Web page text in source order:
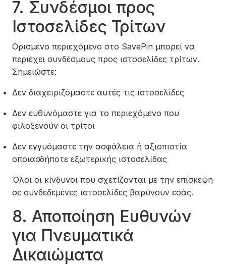
7. Συνδέσμοι προς
Ιστοσελίδες Τρίτων
Ορισμένο περιεχόμενο στο SavePin μπορεί να
περιέχει συνδέσμους προς ιστοσελίδες τρίτων.
Σημειώστε:
Δεν διαχειριζόμαστε αυτές τις ιστοσελίδες
Δεν ευθυνόμαστε για το περιεχόμενο που
φιλοξενούν οι τρίτοι
Δεν εγγυόμαστε την ασφάλεια ή αξιοπιστία
οποιασδήποτε εξωτερικής ιστοσελίδας
Όλοι οι κίνδυνοι που σχετίζονται με την επίσκεψη
σε συνδεδεμένες ιστοσελίδες βαρύνουν εσάς.
8. Αποποίηση Ευθυνών
για Πνευματικά
Δικαιώματα